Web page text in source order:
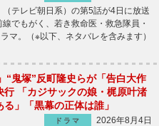
テレビ朝日系）の第5話が4日に放送
でもがく、若き救命医・救急隊員・
マ。（※以下、ネタバレを含みます）
“鬼塚”反町隆史らが「告白大作
行 「カジサックの娘・梶原叶渚
る」「黒幕の正体は誰」
ドラマ
2026年8月4日